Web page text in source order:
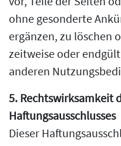
ohne gesonderte
ergänzen, zu löschen
zeitweise oder
anderen
5. Rechtswirksamkeit
Haftungsausschlusses
Dieser